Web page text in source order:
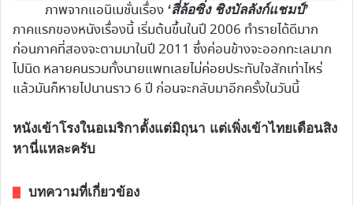
ภาพจากแอนิเมชั่นเรื่อง ‘สี่ล้อซิ่ง ชิงบัลลังก์แชมป์’
ภาคแรกของหนังเรื่องนี้ เริ่มต้นขึ้นในปี 2006 ทำรายได้ดีมาก
ก่อนภาคที่สองจะตามมาในปี 2011 ซึ่งค่อนข้างจะออกทะเลมาก
ไปนิด หลายคนรวมทั้งนายแพทเลยไม่ค่อยประทับใจสักเท่าไหร่
แล้วมันก็หายไปนานราว 6 ปี ก่อนจะกลับมาอีกครั้งในวันนี้
หนังเข้าโรงในอเมริกาตั้งแต่มิถุนา แต่เพิ่งเข้าไทยเดือนสิง
หานี่แหละครับ
บทความที่เกี่ยวข้อง